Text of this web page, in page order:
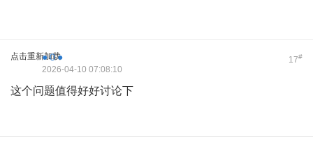
点击重新加载 17#
●０●
2026-04-10 07:08:10
这个问题值得好好讨论下